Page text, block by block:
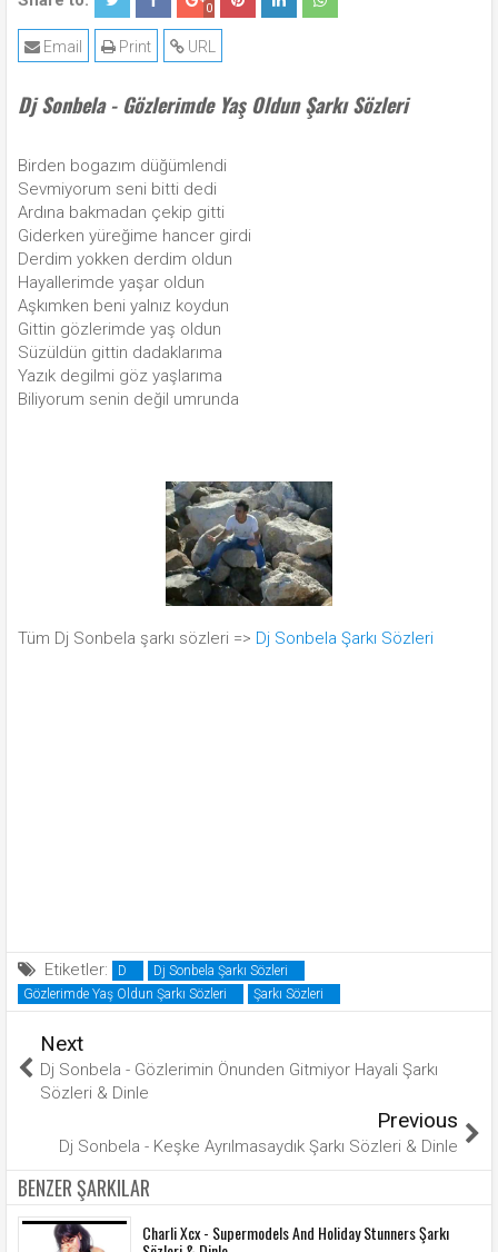
0
URL
Print
Email
Dj Sonbela - Gözlerimde Yaş Oldun Şarkı Sözleri
Birden bogazım düğümlendi
Sevmiyorum seni bitti dedi
Ardına bakmadan çekip gitti
Giderken yüreğime hancer girdi
Derdim yokken derdim oldun
Hayallerimde yaşar oldun
Aşkımken beni yalnız koydun
Gittin gözlerimde yaş oldun
Süzüldün gittin dadaklarıma
Yazık degilmi göz yaşlarıma
Biliyorum senin değil umrunda
Tüm Dj Sonbela şarkı sözleri => Dj Sonbela Şarkı Sözleri
Etiketler: D
Dj Sonbela Şarkı Sözleri
Gözlerimde Yaş Oldun Şarkı Sözleri
Şarkı Sözleri
Next
Dj Sonbela - Gözlerimin Önunden Gitmiyor Hayali Şarkı
Sözleri & Dinle
Previous
Dj Sonbela - Keşke Ayrılmasaydık Şarkı Sözleri & Dinle
BENZER ŞARKILAR
Charli Xcx - Supermodels And Holiday Stunners Şarkı